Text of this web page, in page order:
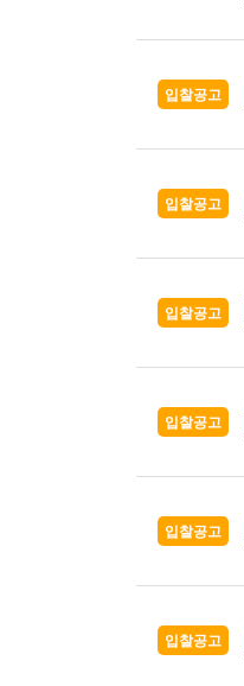
입찰공고
입찰공고
입찰공고
입찰공고
입찰공고
입찰공고